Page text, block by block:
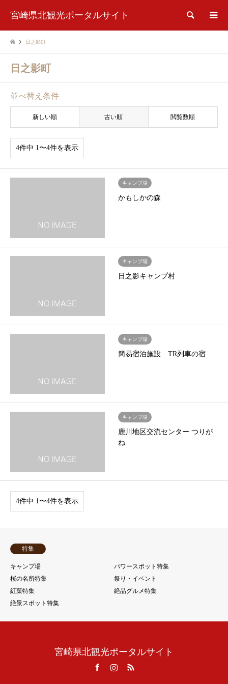
宮崎県北観光ポータルサイト 検索
日之影町
日之影町
並べ替え条件
新しい順 古い順 閲覧数順
4件中 1〜4件を表示
キャンプ場
かもしかの森
キャンプ場
日之影キャンプ村
キャンプ場
簡易宿泊施設 TR列車の宿
キャンプ場
鹿川地区交流センター つりが
ね
4件中 1〜4件を表示
特集
キャンプ場
パワースポット特集
桜の名所特集
祭り・イベント
紅葉特集
絶品グルメ特集
絶景スポット特集
宮崎県北観光ポータルサイト